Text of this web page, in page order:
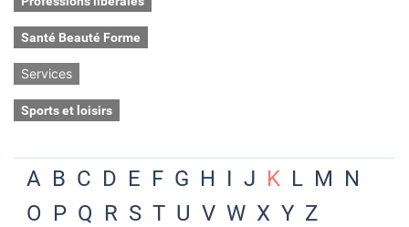
Santé Beauté Forme
Services
Sports et loisirs
A B C D E F G H I J K L M N
O P Q R S T U V W X Y Z